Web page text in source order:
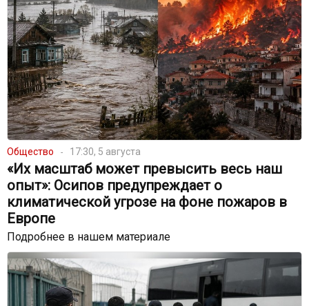
Общество 17:30, 5 августа
«Их масштаб может превысить весь наш
опыт»: Осипов предупреждает о
климатической угрозе на фоне пожаров в
Европе
Подробнее в нашем материале